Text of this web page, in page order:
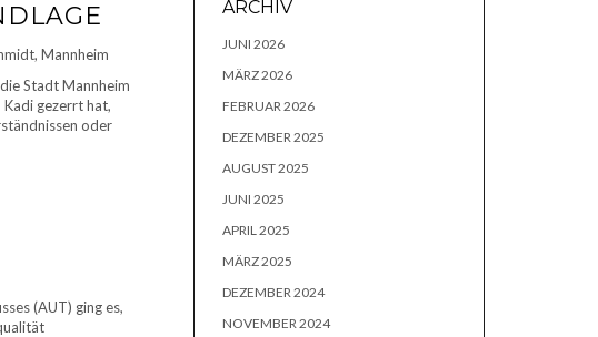
Mannheim
Stadt Mannheim
gezerrt hat,
oder
(AUT) ging es,
ARCHIV
JUNI 2026
MÄRZ 2026
FEBRUAR 2026
DEZEMBER 2025
AUGUST 2025
JUNI 2025
APRIL 2025
MÄRZ 2025
DEZEMBER 2024
NOVEMBER 2024